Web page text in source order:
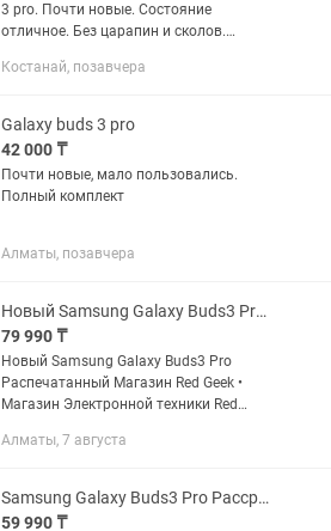
3 pro. Почти новые. Состояние
отличное. Без царапин и сколов.
есть. Предлагайте свою цену.
Костанай, позавчера
Galaxy buds 3 pro
42 000 ₸
Почти новые, мало пользовались.
Полный комплект
Алматы, позавчера
Новый Samsung Galaxy Buds3 Pro Распечатанный Магазин Red Geek
79 990 ₸
Новый Samsung Galaxy Buds3 Pro
Распечатанный Магазин Red Geek •
Магазин Электронной техники Red
техника по самым выгодным ценам •
Алматы, 7 августа
Samsung Galaxy Buds3 Pro Рассрочка Магазин Red Geek
59 990 ₸